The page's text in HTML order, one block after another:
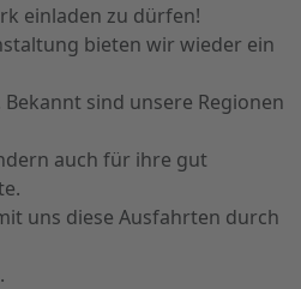
einladen zu dürfen!
bieten wir wieder ein
sind unsere Regionen
auch für ihre gut
uns diese Ausfahrten durch